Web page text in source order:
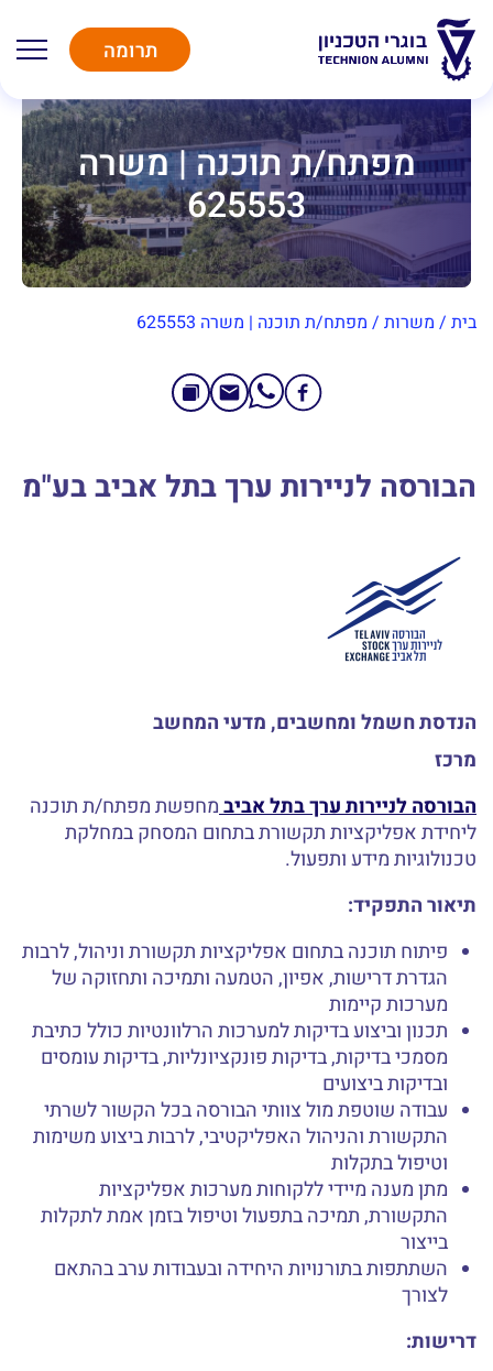
תרומה
מפתח/ת תוכנה | משרה
625553
בית / משרות / מפתח/ת תוכנה | משרה 625553
הבורסה לניירות ערך בתל אביב בע"מ
הנדסת חשמל ומחשבים, מדעי המחשב
מרכז
הבורסה לניירות ערך בתל אביבמחפשת מפתח/ת תוכנה
ליחידת אפליקציות תקשורת בתחום המסחק במחלקת
טכנולוגיות מידע ותפעול.
תיאור התפקיד:
פיתוח תוכנה בתחום אפליקציות תקשורת וניהול, לרבות
הגדרת דרישות, אפיון, הטמעה ותמיכה ותחזוקה של
מערכות קיימות
תכנון וביצוע בדיקות למערכות הרלוונטיות כולל כתיבת
מסמכי בדיקות, בדיקות פונקציונליות, בדיקות עומסים
ובדיקות ביצועים
עבודה שוטפת מול צוותי הבורסה בכל הקשור לשרתי
התקשורת והניהול האפליקטיבי, לרבות ביצוע משימות
וטיפול בתקלות
מתן מענה מיידי ללקוחות מערכות אפליקציות
התקשורת, תמיכה בתפעול וטיפול בזמן אמת לתקלות
בייצור
השתתפות בתורנויות היחידה ובעבודות ערב בהתאם
לצורך
דרישות: